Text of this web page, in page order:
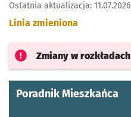
Ostatnia aktualizacja: 11.07.2026
Linia zmieniona
Zmiany w rozkładach
Poradnik Mieszkańca